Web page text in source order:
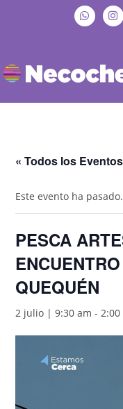
« Todos los Eventos
Este evento ha pasado.
PESCA
QUEQUÉN
2 julio | 9:30 am -